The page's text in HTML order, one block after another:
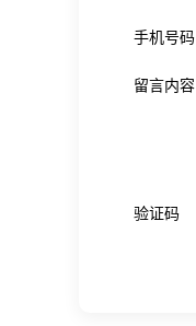
手机号码
留言内容
验证码